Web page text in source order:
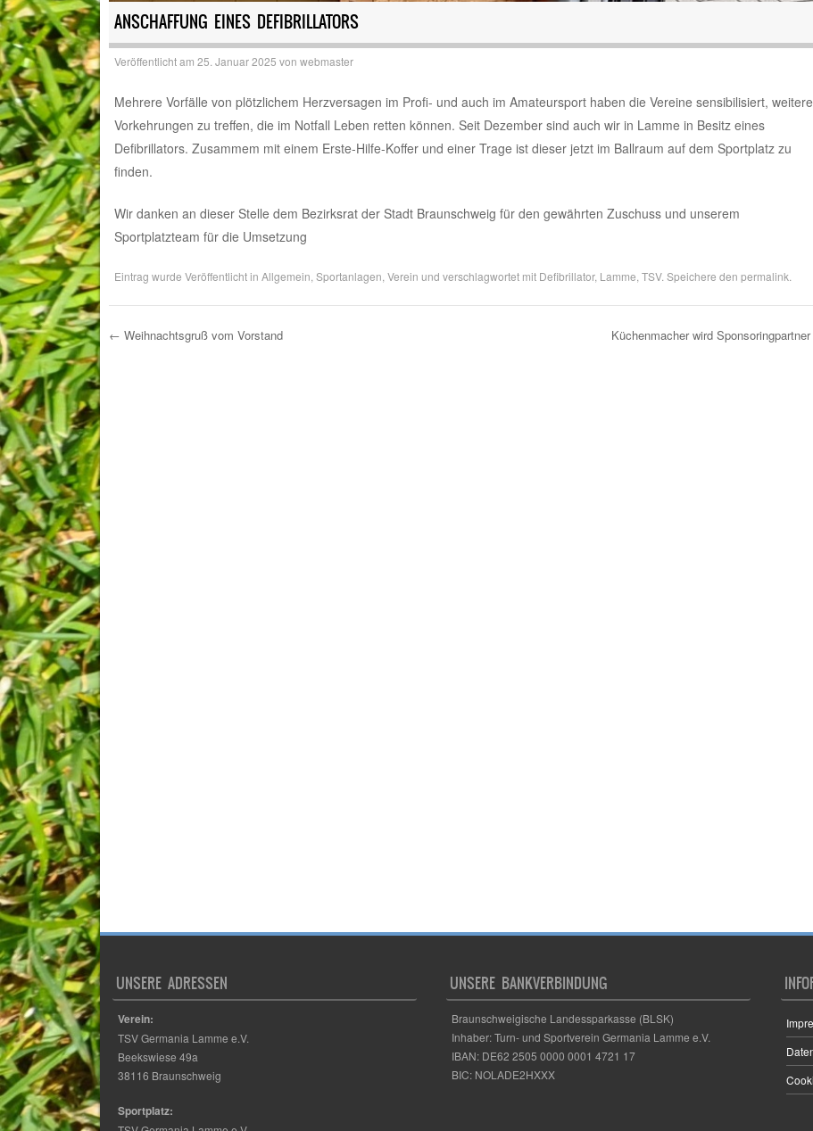
ANSCHAFFUNG EINES DEFIBRILLATORS
Veröffentlicht am 25. Januar 2025 von webmaster
Mehrere Vorfälle von plötzlichem Herzversagen im Profi- und auch im Amateursport haben die Vereine sensibilisiert, weitere
Vorkehrungen zu treffen, die im Notfall Leben retten können. Seit Dezember sind auch wir in Lamme in Besitz eines
Defibrillators. Zusammem mit einem Erste-Hilfe-Koffer und einer Trage ist dieser jetzt im Ballraum auf dem Sportplatz zu
finden.
Wir danken an dieser Stelle dem Bezirksrat der Stadt Braunschweig für den gewährten Zuschuss und unserem
Sportplatzteam für die Umsetzung
Eintrag wurde Veröffentlicht in Allgemein Sportanlagen Verein und verschlagwortet mit Defibrillator, Lamme TSV. Speichere den permalink
← Weihnachtsgruß vom Vorstand Küchenmacher wird Sponsoringpartner
UNSERE ADRESSEN